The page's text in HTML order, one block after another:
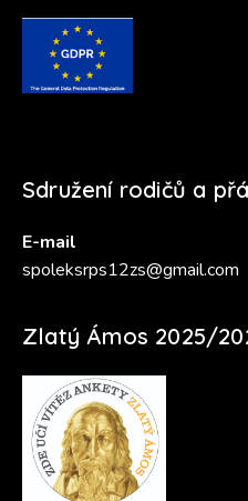
Sdružení rodičů
E-mail
spoleksrps12zs@gmail.com
Zlatý Ámos 2025/